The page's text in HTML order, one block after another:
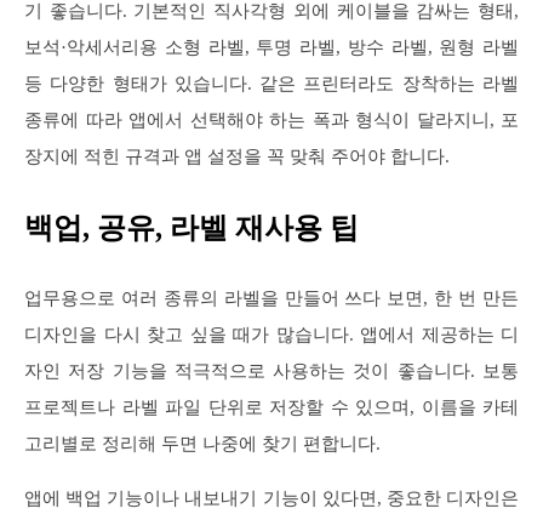
기 좋습니다. 기본적인 직사각형 외에 케이블을 감싸는 형태,
보석·악세서리용 소형 라벨, 투명 라벨, 방수 라벨, 원형 라벨
등 다양한 형태가 있습니다. 같은 프린터라도 장착하는 라벨
종류에 따라 앱에서 선택해야 하는 폭과 형식이 달라지니, 포
장지에 적힌 규격과 앱 설정을 꼭 맞춰 주어야 합니다.
백업, 공유, 라벨 재사용 팁
업무용으로 여러 종류의 라벨을 만들어 쓰다 보면, 한 번 만든
디자인을 다시 찾고 싶을 때가 많습니다. 앱에서 제공하는 디
자인 저장 기능을 적극적으로 사용하는 것이 좋습니다. 보통
프로젝트나 라벨 파일 단위로 저장할 수 있으며, 이름을 카테
고리별로 정리해 두면 나중에 찾기 편합니다.
앱에 백업 기능이나 내보내기 기능이 있다면, 중요한 디자인은